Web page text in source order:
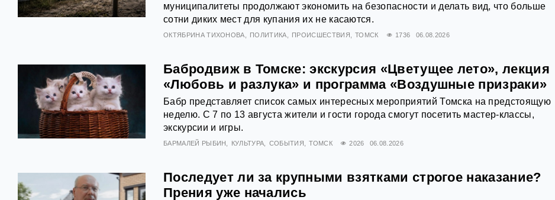
муниципалитеты продолжают экономить на безопасности и делать вид, что больше
сотни диких мест для купания их не касаются.
ОКТЯБРИНА ТИХОНОВА ПОЛИТИКА ПРОИСШЕСТВИЯ ТОМСК 1736 06.08.2026
Бабродвиж в Томске: экскурсия «Цветущее лето», лекция
«Любовь и разлука» и программа «Воздушные призраки»
Бабр представляет список самых интересных мероприятий Томска на предстоящую
неделю. С 7 по 13 августа жители и гости города смогут посетить мастер-классы,
экскурсии и игры.
БАРМАЛЕЙ РЫБИН КУЛЬТУРА СОБЫТИЯ ТОМСК 2026 06.08.2026
Последует ли за крупными взятками строгое наказание?
Прения уже начались